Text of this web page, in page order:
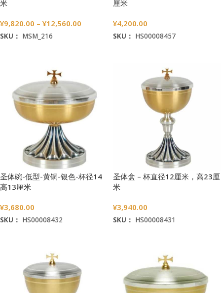
米
¥9,820.00 – ¥12,560.00
SKU： MSM_216
厘米
¥4,200.00
SKU： HS00008457
圣体碗-低型-黄铜-银色-杯径14
高13厘米
¥3,680.00
SKU： HS00008432
圣体盒 – 杯直径12厘米，高23厘
米
¥3,940.00
SKU： HS00008431